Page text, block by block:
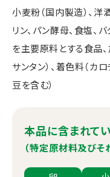
小麦粉（国内製造）、洋
リン、パン酵母、食塩、
を主要原料とする食品
サンタン）、着色料（カ
豆を含む）
本品に含まれて
（特定原材料及びそ